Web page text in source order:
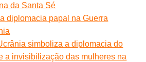
da Santa Sé
diplomacia papal na Guerra
simboliza a diplomacia do
e a invisibilização das mulheres na